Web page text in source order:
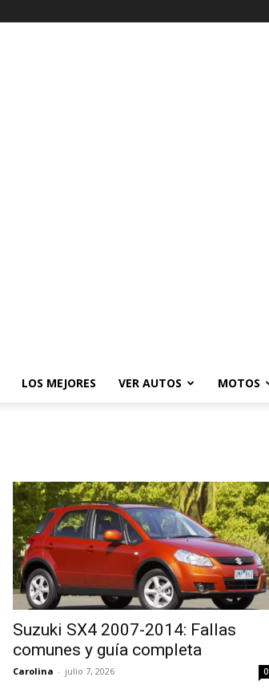
LOS MEJORES VER AUTOS MOTOS
Suzuki SX4 2007-2014: Fallas
comunes y guía completa
Carolina - julio 7, 2026 0